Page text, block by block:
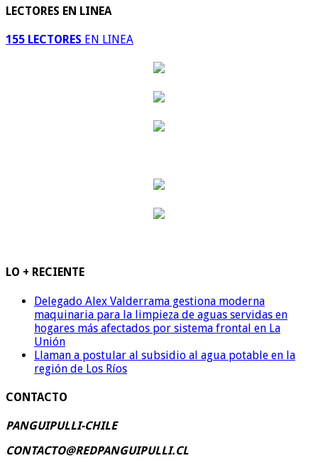
LECTORES EN LINEA
155 LECTORES EN LINEA
LO + RECIENTE
Delegado Alex Valderrama gestiona moderna
maquinaria para la limpieza de aguas servidas en
hogares más afectados por sistema frontal en La
Unión
Llaman a postular al subsidio al agua potable en la
región de Los Ríos
CONTACTO
PANGUIPULLI-CHILE
CONTACTO@REDPANGUIPULLI.CL